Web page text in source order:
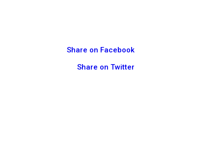
Share on Facebook
Share on Twitter